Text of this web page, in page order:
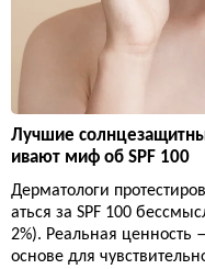
Лучшие
ивают миф об SPF 100
Дерматологи
аться за SPF 100
2%). Реальная ценность
основе для